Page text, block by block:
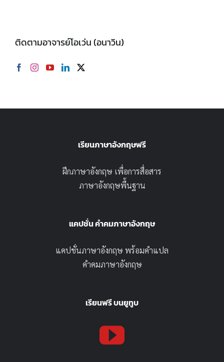
ติดตามอาจารย์โอเว่น (อนาวิน)
เรียนภาษาอังกฤษฟรี
ฝึกภาษาอังกฤษ เพื่อการสื่อสาร
ภาษาอังกฤษพื้นฐาน
แคปชั่น คำคมภาษาอังกฤษ
แคปชั่นภาษาอังกฤษ พร้อมคำแปล
คำคมภาษาอังกฤษ
เรียนฟรี บนยูทูบ